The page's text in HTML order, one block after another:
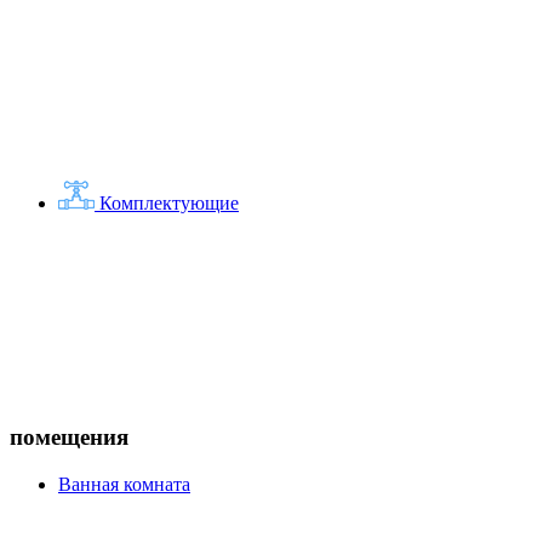
Комплектующие
помещения
Ванная комната